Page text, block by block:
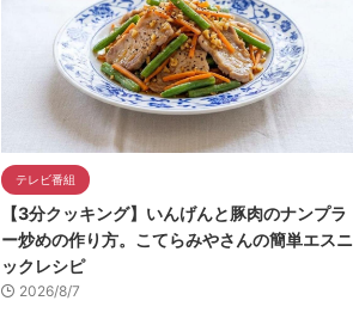
テレビ番組
【3分クッキング】いんげんと豚肉のナンプラ
ー炒めの作り方。こてらみやさんの簡単エスニ
ックレシピ
2026/8/7